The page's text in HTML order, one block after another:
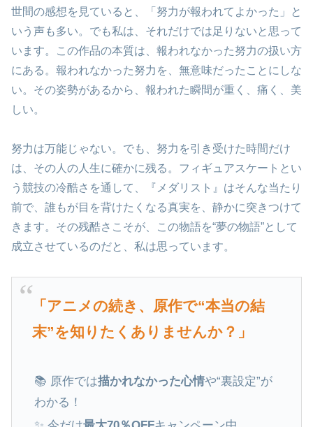
世間の感想を見ていると、「努力が報われてよかった」と
いう声も多い。でも私は、それだけでは足りないと思って
います。この作品の本質は、報われなかった努力の扱い方
にある。報われなかった努力を、無意味だったことにしな
い。その姿勢があるから、報われた瞬間が重く、痛く、美
しい。
努力は万能じゃない。でも、努力を引き受けた時間だけ
は、その人の人生に確かに残る。フィギュアスケートとい
う競技の冷酷さを通して、『メダリスト』はそんな当たり
前で、誰もが目を背けたくなる真実を、静かに突きつけて
きます。その残酷さこそが、この物語を“夢の物語”として
成立させているのだと、私は思っています。
「アニメの続き、原作で“本当の結
末”を知りたくありませんか？」
📚 原作では描かれなかった心情や“裏設定”が
わかる！